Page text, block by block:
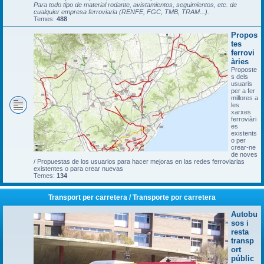
Para todo tipo de material rodante, avistamientos, seguimientos, etc. de
cualquier empresa ferroviaria (RENFE, FGC, TMB, TRAM...).
Temes: 488
Propos
tes
ferrovi
àries
Proposte
s dels
usuaris
per a fer
millores a
les
xarxes
ferroviàri
es
existents
o per
crear-ne
de noves
/ Propuestas de los usuarios para hacer mejoras en las redes ferroviarias
existentes o para crear nuevas
Temes: 134
Transport per carretera / Transporte por carretera
Autobu
sos i
resta
transp
ort
públic